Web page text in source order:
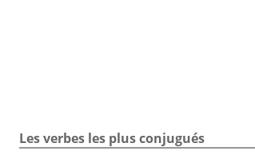
Les verbes les plus conjugués